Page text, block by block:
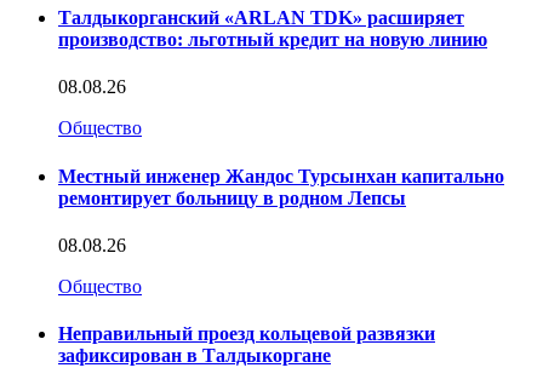
Талдыкорганский «ARLAN TDK» расширяет
производство: льготный кредит на новую линию
08.08.26
Общество
Местный инженер Жандос Турсынхан капитально
ремонтирует больницу в родном Лепсы
08.08.26
Общество
Неправильный проезд кольцевой развязки
зафиксирован в Талдыкоргане